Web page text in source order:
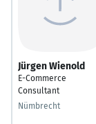
Jürgen Wienold
E-Commerce
Consultant
Nümbrecht